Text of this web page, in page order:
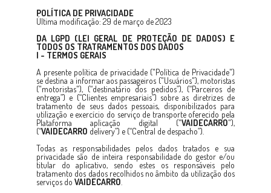
POLÍTICA DE PRIVACIDADE
Última modificação: 29 de março de 2023
DA LGPD (LEI GERAL DE PROTEÇÃO DE DADOS) E
TODOS OS TRATRAMENTOS DOS DADOS
I - TERMOS GERAIS
A presente política de privacidade ("Política de Privacidade")
se destina a informar aos passageiros ("Usuários"), motoristas
("motoristas"), (“destinatário dos pedidos”), (“Parceiros de
entrega”) e (“Clientes empresariais”) sobre as diretrizes de
tratamento de seus dados pessoais, disponibilizados para
utilização e exercício do serviço de transporte oferecido pela
Plataforma aplicação digital ("VAIDECARRO"),
(“VAIDECARRO delivery”) e (“Central de despacho”).
Todas as responsabilidades pelos dados tratados e sua
privacidade são de inteira responsabilidade do gestor e/ou
titular do aplicativo, sendo estes os responsáveis pelo
tratamento dos dados recolhidos no âmbito da utilização dos
serviços do VAIDECARRO